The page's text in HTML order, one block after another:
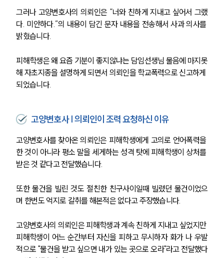
그러나 고양변호사의 의뢰인은 “너와 친하게 지내고 싶어서 그랬
다. 미안하다.”의 내용이 담긴 문자 내용을 전송해서 사과 의사를
밝혔습니다.
피해학생은 왜 요즘 기분이 좋지않냐는 담임선생님 물음에 마지못
해 자초지종을 설명하게 되면서 의뢰인을 학교폭력으로 신고하게
되었습니다.
고양변호사 | 의뢰인이 조력 요청하신 이유
고양변호사를 찾아온 의뢰인은 피해학생에게 고의로 언어폭력을
한 것이 아니라 평소 말을 세게하는 성격 탓에 피해학생이 상처를
받은 것 같다고 전달했습니다.
또한 물건을 빌린 것도 절친한 친구사이일때 빌렸던 물건이었으
며 한번도 억지로 갈취를 해본적은 없다고 주장했습니다.
고양변호사의 의뢰인은 피해학생과 계속 친하게 지내고 싶었지만
피해학생이 어느 순간부터 자신을 피하고 무시하자 화가 나 우발
적으로 "물건을 받고 싶으면 내가 있는 곳으로 오라"라고 전달했다